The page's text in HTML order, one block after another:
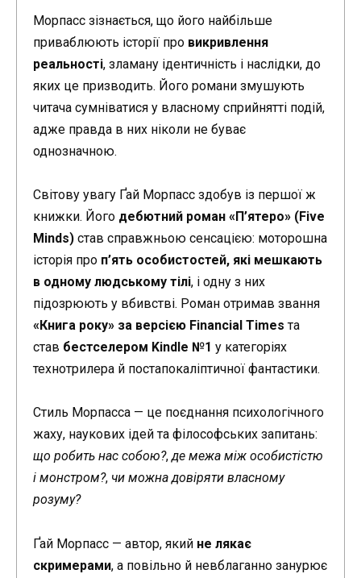
Морпасс зізнається, що його найбільше
приваблюють історії про викривлення
реальності, зламану ідентичність і наслідки, до
яких це призводить. Його романи змушують
читача сумніватися у власному сприйнятті подій,
адже правда в них ніколи не буває
однозначною.
Світову увагу Ґай Морпасс здобув із першої ж
книжки. Його дебютний роман «П’ятеро» (Five
Minds) став справжньою сенсацією: моторошна
історія про п’ять особистостей, які мешкають
в одному людському тілі, і одну з них
підозрюють у вбивстві. Роман отримав звання
«Книга року» за версією Financial Times та
став бестселером Kindle №1 у категоріях
технотрилера й постапокаліптичної фантастики.
Стиль Морпасса — це поєднання психологічного
жаху, наукових ідей та філософських запитань:
що робить нас собою?,де межа між особистістю
і монстром?, чи можна довіряти власному
розуму?
Ґай Морпасс — автор, який не лякає
скримерами, а повільно й невблаганно занурює